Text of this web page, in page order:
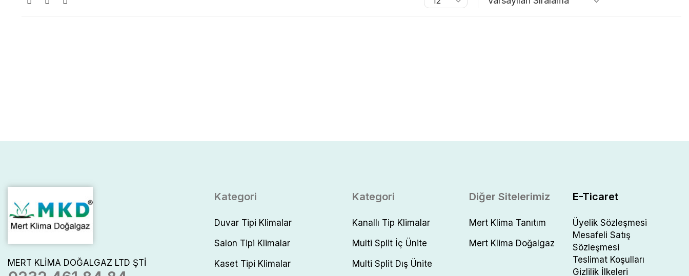
MERT KLİMA DOĞALGAZ LTD ŞTİ
Kategori
Duvar Tipi Klimalar
Salon Tipi Klimalar
Kaset Tipi Klimalar
Kategori
Kanallı Tip Klimalar
Multi Split İç Ünite
Multi Split Dış Ünite
Diğer Sitelerimiz
Mert Klima Tanıtım
Mert Klima Doğalgaz
E-Ticaret
Üyelik Sözleşmesi
Mesafeli Satış
Sözleşmesi
Teslimat Koşulları
Gizlilik İlkeleri